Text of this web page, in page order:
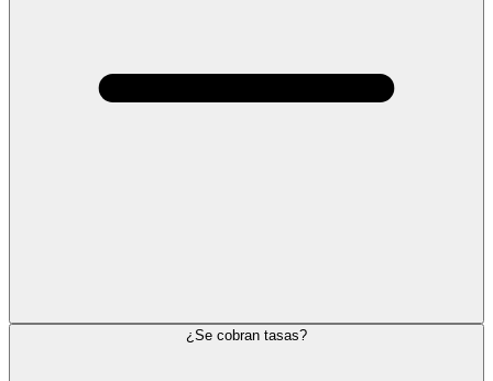
¿Se cobran tasas?